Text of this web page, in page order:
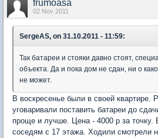
frumoasa
02 Nov 2011
SergeAS, on 31.10.2011 - 11:59:
Так батареи и стояки давно стоят,
объекта. Да и пока дом не сдан, ни о
не может.
В воскресенье были в своей квартире.
уговаривали поставить батареи до
проще и лучше. Цена - 4000 р за точку.
соседям с 17 этажа. Ходили смотрели